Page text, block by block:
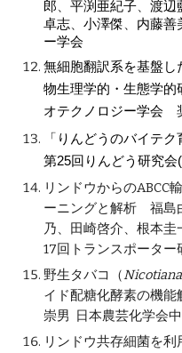
郎、平渕亜紀子、渡辺
卓志、小澤傑、 内藤善
ー学会
無細胞翻訳系を基盤し
物生理学的・生態学
オテクノロジー学会
「りんどうのバイテ
第25回りんどう研究会
リンドウからのABCC
ーニングと解析 福島
乃、田崎啓介、根本
17回トランスポーター
野生タバコ（
イド配糖化酵素の機
崇男 日本農芸化学会
リンドウ共存細菌を